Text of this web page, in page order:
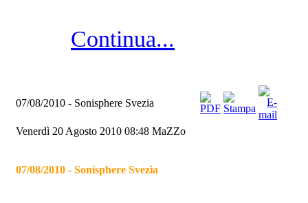
Continua...
07/08/2010 - Sonisphere Svezia
Venerdì 20 Agosto 2010 08:48 MaZZo
07/08/2010 - Sonisphere Svezia